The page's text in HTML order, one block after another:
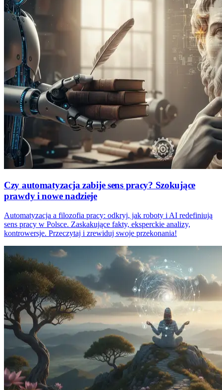
Czy automatyzacja zabije sens pracy? Szokujące
prawdy i nowe nadzieje
Automatyzacja a filozofia pracy: odkryj, jak roboty i AI redefiniują
sens pracy w Polsce. Zaskakujące fakty, eksperckie analizy,
kontrowersje. Przeczytaj i zrewiduj swoje przekonania!